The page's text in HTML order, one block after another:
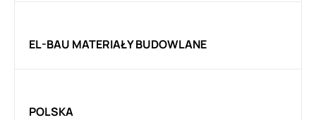
EL-BAU MATERIAŁY BUDOWLANE
POLSKA